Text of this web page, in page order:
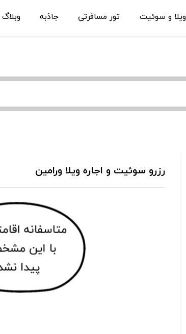
ویلا و سوئیت تور مسافرتی جاذبه وبلاگ
رزرو سوئیت و اجاره ویلا ورامین